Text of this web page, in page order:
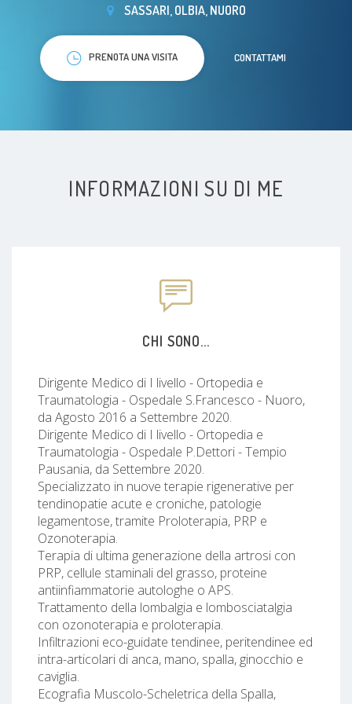
SASSARI, OLBIA, NUORO
PRENOTA UNA VISITA CONTATTAMI
INFORMAZIONI SU DI ME
CHI SONO...
Dirigente Medico di I livello - Ortopedia e
Traumatologia - Ospedale S.Francesco - Nuoro,
da Agosto 2016 a Settembre 2020.
Dirigente Medico di I livello - Ortopedia e
Traumatologia - Ospedale P.Dettori - Tempio
Pausania, da Settembre 2020.
Specializzato in nuove terapie rigenerative per
tendinopatie acute e croniche, patologie
legamentose, tramite Proloterapia, PRP e
Ozonoterapia.
Terapia di ultima generazione della artrosi con
PRP, cellule staminali del grasso, proteine
antiinfiammatorie autologhe o APS.
Trattamento della lombalgia e lombosciatalgia
con ozonoterapia e proloterapia.
Infiltrazioni eco-guidate tendinee, peritendinee ed
intra-articolari di anca, mano, spalla, ginocchio e
caviglia.
Ecografia Muscolo-Scheletrica della Spalla,